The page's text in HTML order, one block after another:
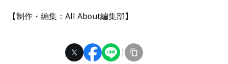
【制作・編集：All About編集部】